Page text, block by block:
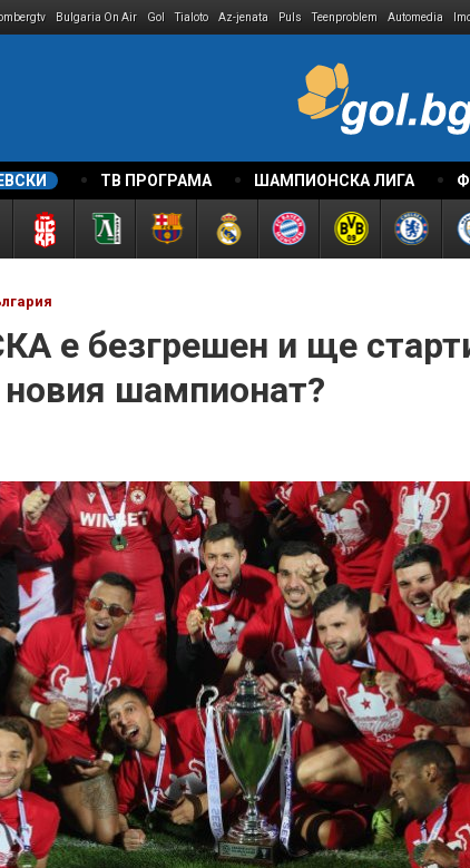
Bulgaria On Air Gol Tialoto Az-jenata Puls Teenproblem Automedia
ТВ ПРОГРАМА ШАМПИОНСКА ЛИГА
е безгрешен и ще
шампионат?